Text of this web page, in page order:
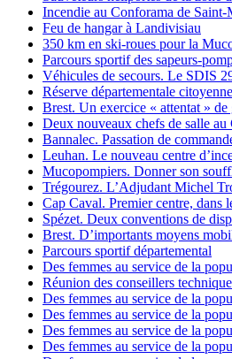
Incendie au Conforama de Saint-
Feu de hangar à Landivisiau
350 km en ski-roues pour la
Parcours sportif des sapeurs-
Véhicules de secours. Le SDIS
Réserve départementale
Brest. Un exercice « attentat »
Deux nouveaux chefs de salle
Bannalec. Passation de
Leuhan. Le nouveau centre
Mucopompiers. Donner son
Trégourez. L’Adjudant Michel
Cap Caval. Premier centre, dans
Spézet. Deux conventions de
Brest. D’importants moyens
Parcours sportif départemental
Des femmes au service de la
Réunion des conseillers
Des femmes au service de la
Des femmes au service de la
Des femmes au service de la
Des femmes au service de la